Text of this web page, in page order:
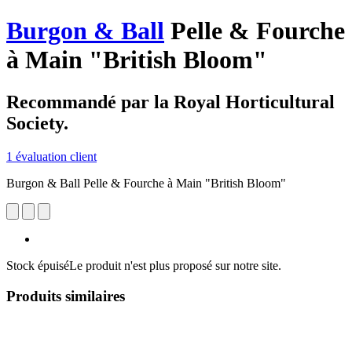
Burgon & Ball Pelle & Fourche
à Main "British Bloom"
Recommandé par la Royal Horticultural
Society.
1 évaluation client
Burgon & Ball Pelle & Fourche à Main "British Bloom"
Stock épuiséLe produit n'est plus proposé sur notre site.
Produits similaires